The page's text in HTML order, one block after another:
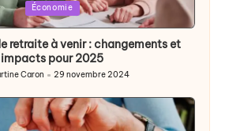
Économie
retraite à venir : changements et
impacts pour 2025
Caron 29 novembre 2024